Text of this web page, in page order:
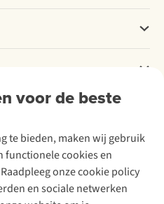
voor de beste
te bieden, maken wij gebruik
functionele cookies en
onze cookie policy
en sociale netwerken
us